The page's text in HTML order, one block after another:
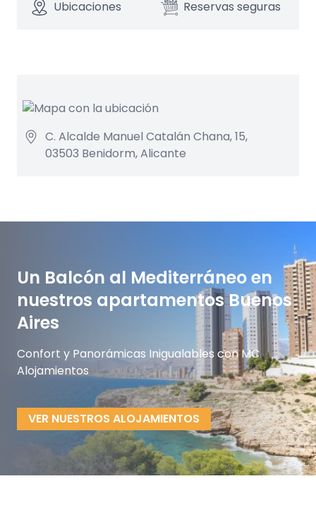
Ubicaciones Reservas seguras
C. Alcalde Manuel Catalán Chana, 15,
03503 Benidorm, Alicante
Un Balcón al Mediterráneo en
nuestros apartamentos Buenos
Aires
Confort y Panorámicas Inigualables con MC
Alojamientos
VER NUESTROS ALOJAMIENTOS